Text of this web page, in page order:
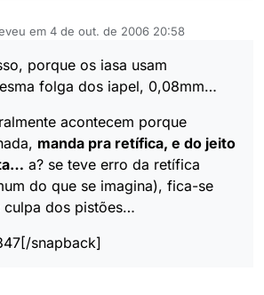
em 4 de out. de 2006 20:58
edição por
porque os iasa usam
folga dos iapel, 0,08mm…
acontecem porque
manda pra retífica, e do jeito
a? se teve erro da retífica
do que se imagina), fica-se
culpa dos pistões…
snapback]